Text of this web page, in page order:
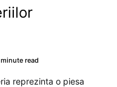
read
reprezinta o piesa